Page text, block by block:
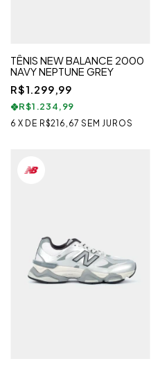
TÊNIS NEW BALANCE 2000
NAVY NEPTUNE GREY
R$1.299,99
R$1.234,99
6 X DE R$216,67 SEM JUROS